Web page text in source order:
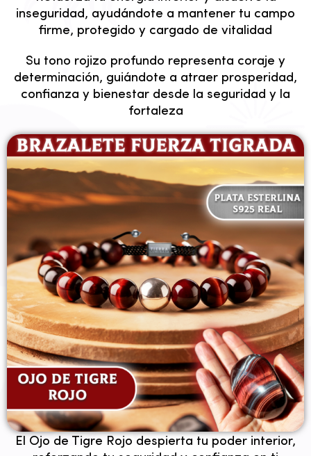
inseguridad, ayudándote a mantener tu campo
firme, protegido y cargado de vitalidad
Su tono rojizo profundo representa coraje y
determinación, guiándote a atraer prosperidad,
confianza y bienestar desde la seguridad y la
fortaleza
✦ Fuerza ✦
El Ojo de Tigre Rojo despierta tu poder interior,